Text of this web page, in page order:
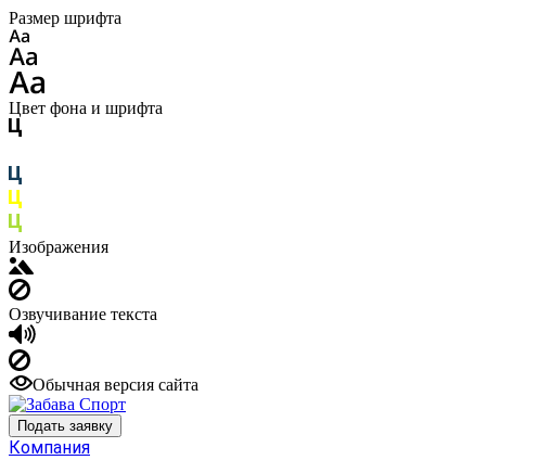
Размер шрифта
Цвет фона и шрифта
Изображения
Озвучивание текста
Обычная версия сайта
Подать заявку
Компания